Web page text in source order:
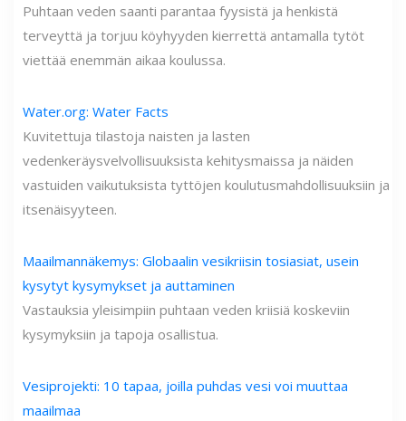
Puhtaan veden saanti parantaa fyysistä ja henkistä
terveyttä ja torjuu köyhyyden kierrettä antamalla tytöt
viettää enemmän aikaa koulussa.
Water.org: Water Facts
Kuvitettuja tilastoja naisten ja lasten
vedenkeräysvelvollisuuksista kehitysmaissa ja näiden
vastuiden vaikutuksista tyttöjen koulutusmahdollisuuksiin ja
itsenäisyyteen.
Maailmannäkemys: Globaalin vesikriisin tosiasiat, usein
kysytyt kysymykset ja auttaminen
Vastauksia yleisimpiin puhtaan veden kriisiä koskeviin
kysymyksiin ja tapoja osallistua.
Vesiprojekti: 10 tapaa, joilla puhdas vesi voi muuttaa
maailmaa